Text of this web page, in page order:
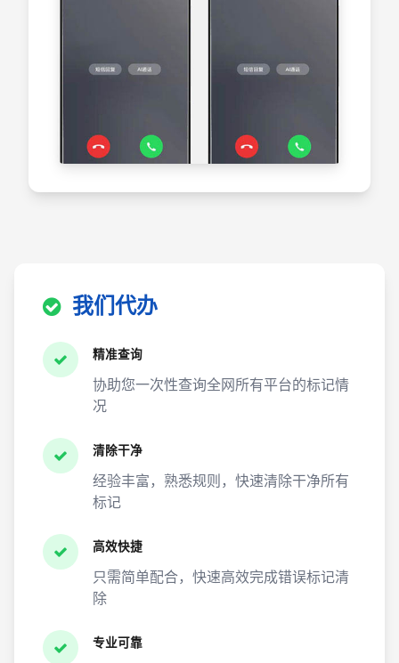
我们代办
精准查询
协助您一次性查询全网所有平台的标记情
况
清除干净
经验丰富，熟悉规则，快速清除干净所有
标记
高效快捷
只需简单配合，快速高效完成错误标记清
除
专业可靠